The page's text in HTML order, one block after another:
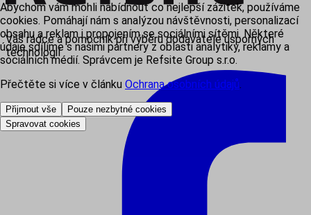
Váš rádce a pomocník při výběru dodavatele úsporných
technologií
Abychom vám mohli nabídnout co nejlepší zážitek, používáme
cookies. Pomáhají nám s analýzou návštěvnosti, personalizací
obsahu a reklam i propojením se sociálními sítěmi. Některé
údaje sdílíme s našimi partnery z oblasti analytiky, reklamy a
sociálních médií. Správcem je Refsite Group s.r.o.
Přečtěte si více v článku Ochrana osobních údajů.
Přijmout vše
Pouze nezbytné cookies
Spravovat cookies